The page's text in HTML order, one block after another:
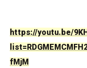
https://youtu.be/
fMjM